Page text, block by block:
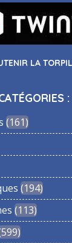
LA
:
161
194
113
599